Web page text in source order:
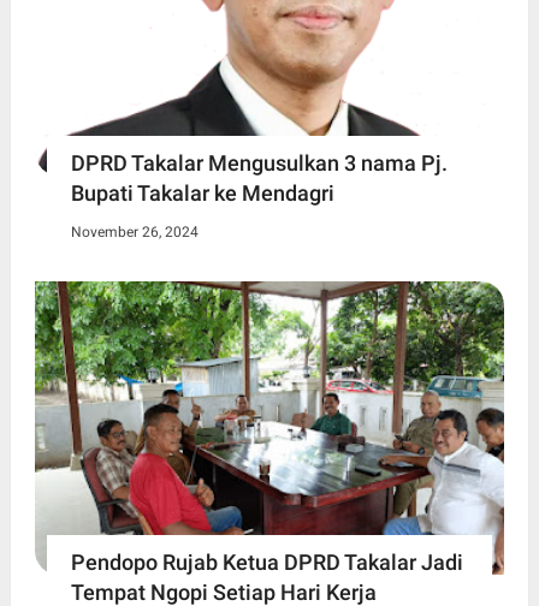
DPRD Takalar Mengusulkan 3 nama Pj.
Bupati Takalar ke Mendagri
November 26, 2024
Pendopo Rujab Ketua DPRD Takalar Jadi
Tempat Ngopi Setiap Hari Kerja